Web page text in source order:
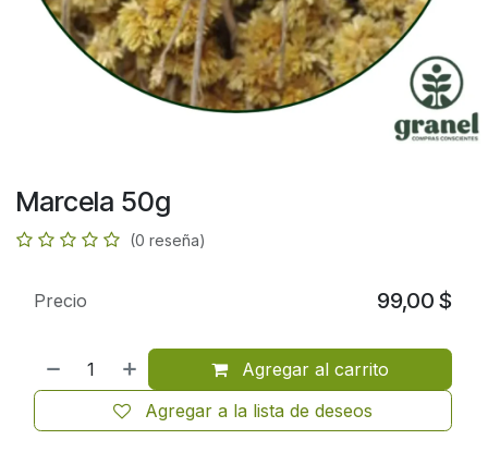
Marcela 50g
(0 reseña)
Agregar al carrito
Agregar a la lista de deseos
Precio 99,00 $